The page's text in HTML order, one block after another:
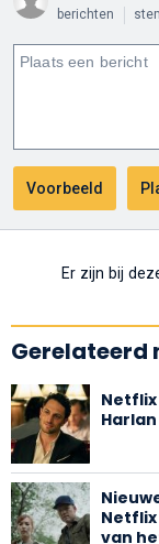
berichten
Er zijn bij
Gerelateerd
van